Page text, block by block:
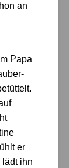
an
Papa
er
ihn